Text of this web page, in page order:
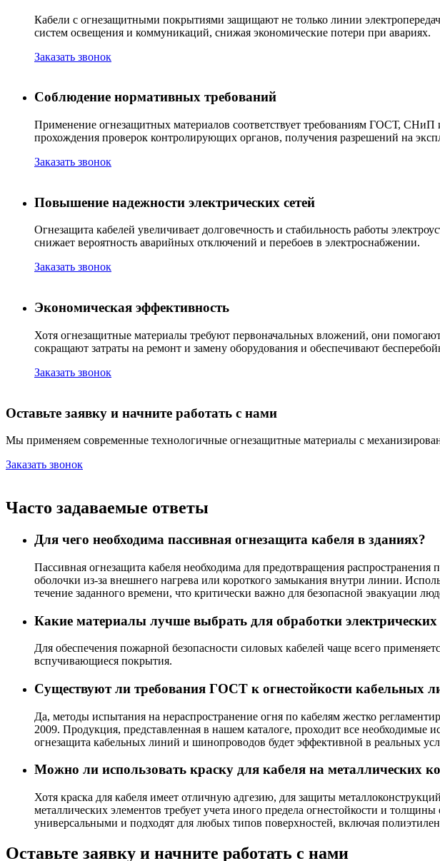
Кабели с огнезащитными покрытиями защищают не только линии
систем освещения и коммуникаций, снижая экономические потери при авариях.
Заказать звонок
Соблюдение нормативных требований
Применение огнезащитных материалов соответствует требованиям ГОСТ,
прохождения проверок контролирующих органов, получения разрешений на
Заказать звонок
Повышение надежности электрических сетей
Огнезащита кабелей увеличивает долговечность и стабильность работы
снижает вероятность аварийных отключений и перебоев в электроснабжении.
Заказать звонок
Экономическая эффективность
Хотя огнезащитные материалы требуют первоначальных вложений, они
сокращают затраты на ремонт и замену оборудования и обеспечивают
Заказать звонок
Оставьте заявку и начните работать с нами
Мы применяем современные технологичные огнезащитные материалы с
Заказать звонок
Часто задаваемые ответы
Для чего необходима пассивная огнезащита кабеля в зданиях?
Пассивная огнезащита кабеля необходима для предотвращения
оболочки из-за внешнего нагрева или короткого замыкания внутри линии.
течение заданного времени, что критически важно для безопасной эвакуации
Какие материалы лучше выбрать для обработки электрических
Для обеспечения пожарной безопасности силовых кабелей чаще всего
вспучивающиеся покрытия.
Существуют ли требования ГОСТ к огнестойкости кабельных
Да, методы испытания на нераспространение огня по кабелям жестко
2009. Продукция, представленная в нашем каталоге, проходит все необходимые
огнезащита кабельных линий и шинопроводов будет эффективной в реальных
Можно ли использовать краску для кабеля на металлических
Хотя краска для кабеля имеет отличную адгезию, для защиты
металлических элементов требует учета иного предела огнестойкости и
универсальными и подходят для любых типов поверхностей, включая
Оставьте заявку и начните работать с нами